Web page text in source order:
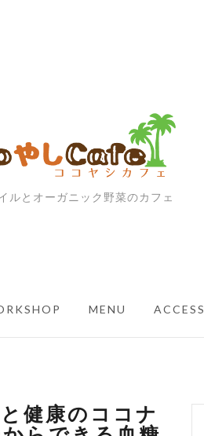
ルとオーガニック野菜のカフェ
MENU ACCESS
健康のココナ